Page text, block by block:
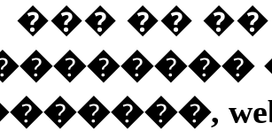
��� ��